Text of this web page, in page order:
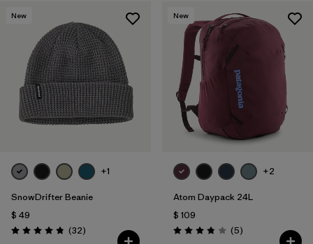
New
+1
SnowDrifter Beanie
$ 49
Valoración: 4.8 / 5
(32Comentarios
)
New
+2
Atom Daypack 24L
$ 109
Valoración: 3.8 / 5
(5Comentarios
)